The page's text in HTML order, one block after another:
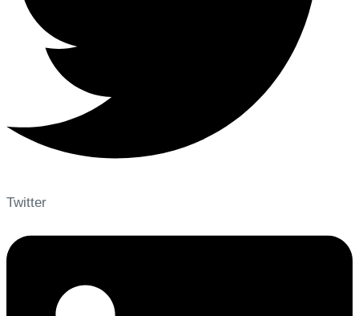
Twitter